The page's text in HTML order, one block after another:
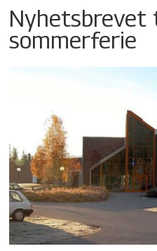
Nyhetsbrevet
sommerferie